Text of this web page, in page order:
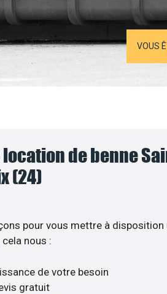
VOUS
de benne
(24)
pour vous mettre à disposition
nous :
de votre besoin
gratuit